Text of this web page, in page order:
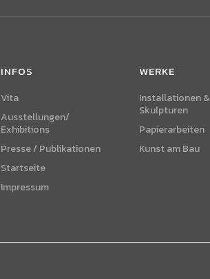
INFOS
Vita
Ausstellungen/
Exhibitions
Presse / Publikationen
Startseite
Impressum
WERKE
Installationen &
Skulpturen
Papierarbeiten
Kunst am Bau